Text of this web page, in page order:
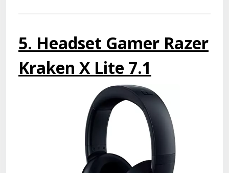
5. Headset Gamer Razer
Kraken X Lite 7.1